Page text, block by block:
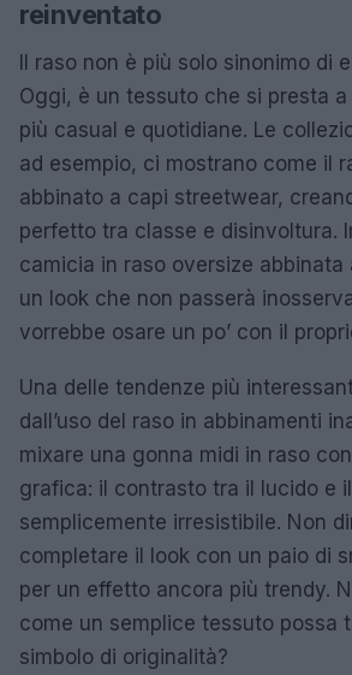
reinventato
Il raso non è più solo sinonimo di
Oggi, è un tessuto che si presta
più casual e quotidiane. Le
ad esempio, ci mostrano come il
abbinato a capi streetwear,
perfetto tra classe e disinvoltura.
camicia in raso oversize abbinata
un look che non passerà
vorrebbe osare un po’ con il
Una delle tendenze più
dall’uso del raso in abbinamenti
mixare una gonna midi in raso
grafica: il contrasto tra il lucido e
semplicemente irresistibile. Non
completare il look con un paio di
per un effetto ancora più trendy.
come un semplice tessuto possa
simbolo di originalità?